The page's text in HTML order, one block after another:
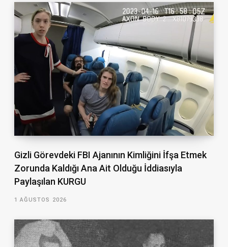
Gizli Görevdeki FBI Ajanının Kimliğini İfşa Etmek
Zorunda Kaldığı Ana Ait Olduğu İddiasıyla
Paylaşılan KURGU
1 AĞUSTOS 2026